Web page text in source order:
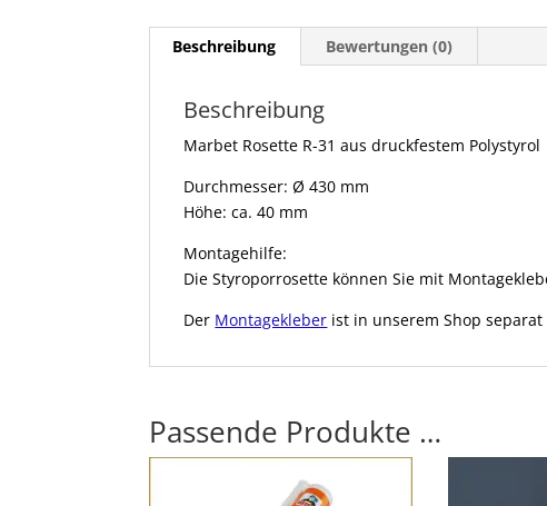
Beschreibung Bewertungen (0)
Beschreibung
Marbet Rosette R-31 aus druckfestem Polystyrol
Durchmesser: Ø 430 mm
Höhe: ca. 40 mm
Montagehilfe:
Die Styroporrosette können Sie mit
Der Montagekleber ist in unserem Shop
Passende Produkte …